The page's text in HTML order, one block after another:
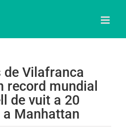
de Vilafranca
record mundial
de vuit a 20
a Manhattan